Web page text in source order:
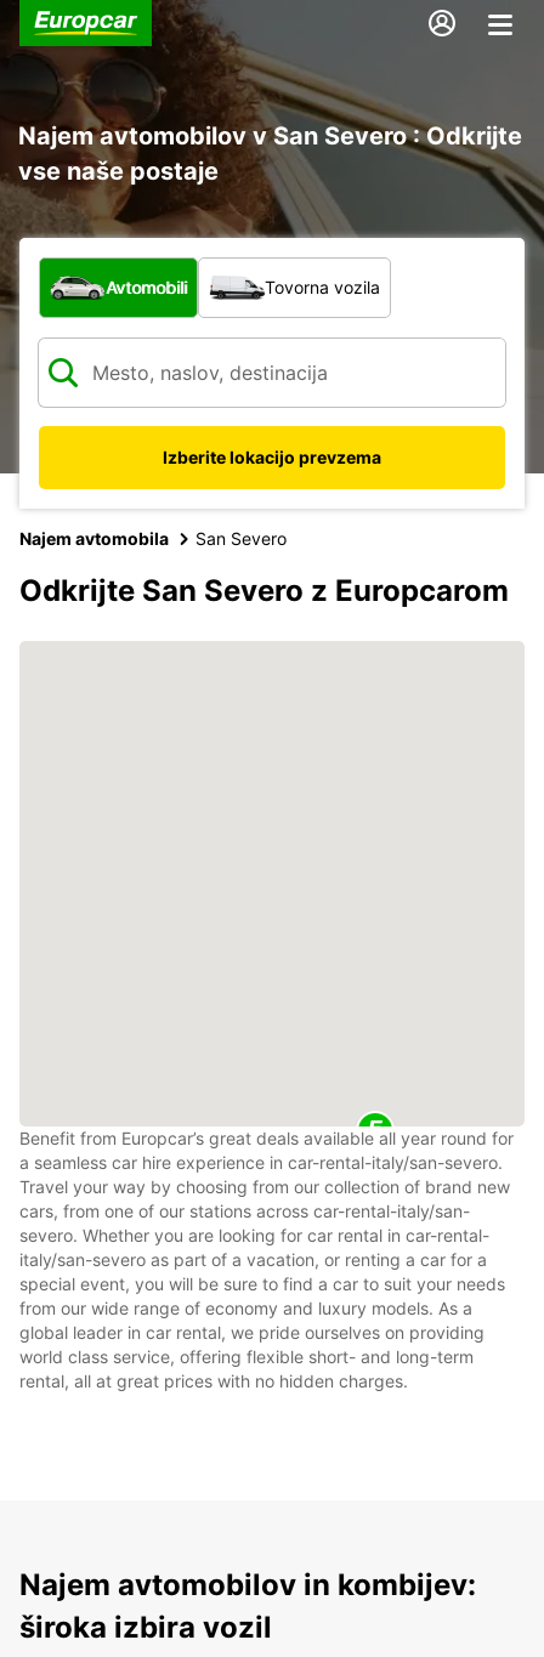
Najem avtomobilov v San Severo : Odkrijte
vse naše postaje
Katera vrsta vozila?
Avtomobili Tovorna vozila
Izberite lokacijo prevzema
Najem avtomobila San Severo
Odkrijte San Severo z Europcarom
Benefit from Europcar’s great deals available all year round for
a seamless car hire experience in car-rental-italy/san-severo.
Travel your way by choosing from our collection of brand new
cars, from one of our stations across car-rental-italy/san-
severo. Whether you are looking for car rental in car-rental-
italy/san-severo as part of a vacation, or renting a car for a
special event, you will be sure to find a car to suit your needs
from our wide range of economy and luxury models. As a
global leader in car rental, we pride ourselves on providing
world class service, offering flexible short- and long-term
rental, all at great prices with no hidden charges.
Najem avtomobilov in kombijev:
široka izbira vozil